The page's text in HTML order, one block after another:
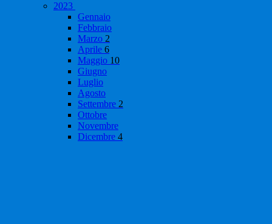
2023
Gennaio
Febbraio
Marzo 2
Aprile 6
Maggio 10
Giugno
Luglio
Agosto
Settembre 2
Ottobre
Novembre
Dicembre 4